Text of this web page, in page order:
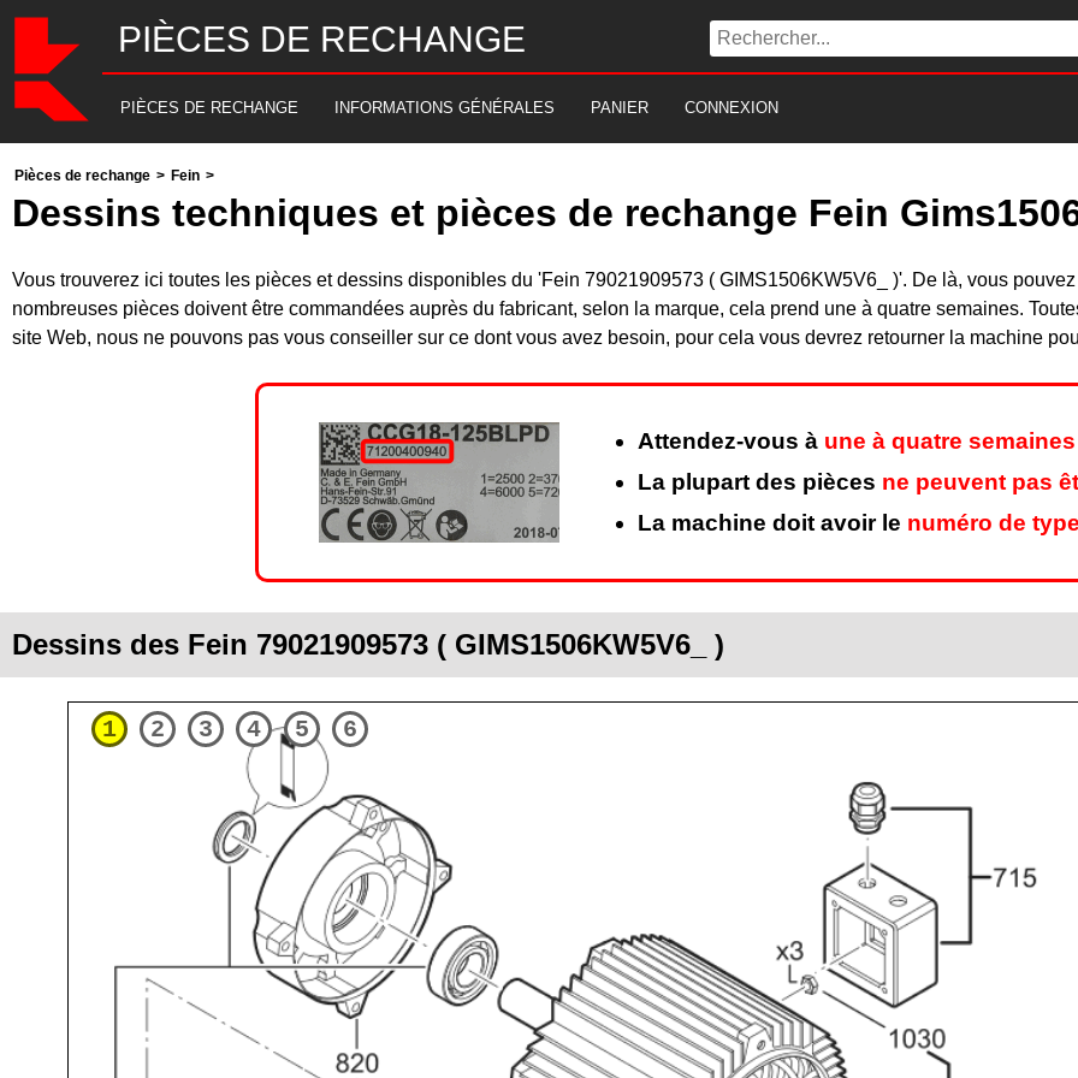
PIÈCES DE RECHANGE
PIÈCES DE RECHANGE INFORMATIONS GÉNÉRALES PANIER CONNEXION
Pièces de rechange > Fein >
Dessins techniques et pièces de rechange Fein
Vous trouverez ici toutes les pièces et dessins disponibles du 'Fein 79021909573 ( GIMS1506KW5V6_ )'. De là, vous
nombreuses pièces doivent être commandées auprès du fabricant, selon la marque, cela prend une à quatre semaines.
site Web, nous ne pouvons pas vous conseiller sur ce dont vous avez besoin, pour cela vous devrez retourner la machine
Attendez-vous à une à quatre semaines
La plupart des pièces ne peuvent pas
La machine doit avoir le numéro de
Dessins des Fein 79021909573 ( GIMS1506KW5V6_ )
1 2 3 4 5 6